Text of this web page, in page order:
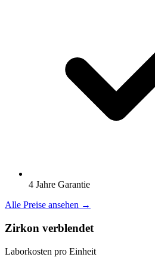
4 Jahre Garantie
Alle Preise ansehen →
Zirkon verblendet
Laborkosten pro Einheit